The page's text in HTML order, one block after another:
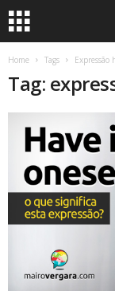
Home Tags
Tag: